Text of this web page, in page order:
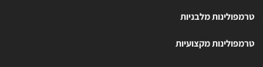
טרמפולינות מלבניות
טרמפולינות מקצועיות